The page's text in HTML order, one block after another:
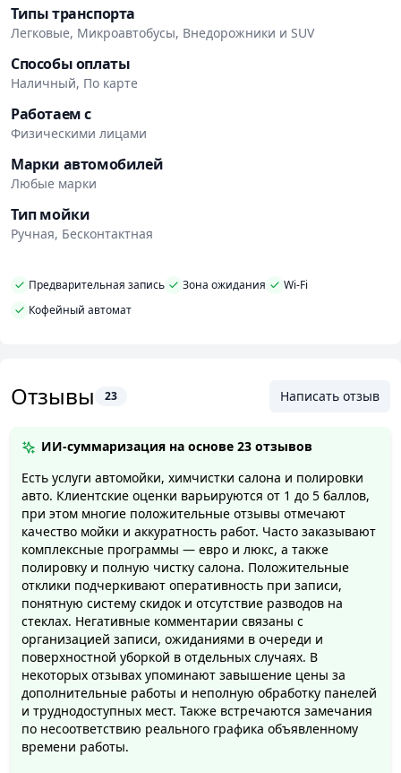
Вас и Ваших пассажиров. Мы проводим химчистку
салона, очищаем ковры и сидения, удаляем пыль и
грязь из каждого уголка автомобиля.
Если Ваш автомобиль нуждается в полировке кузова,
мы с радостью поможем придать ему блеск и
глубину. Мы используем специальные
полировочные средства и техники, чтобы убрать
мелкие царапины и придать кузову безупречное
сияние. Помимо этого, мы также предлагаем
защитную полировку, которая защитит кузов от
воздействия окружающей среды и предотвратит
Для тех, кто планирует продать автомобиль, мы
предлагаем предпродажную подготовку. Мы
предлагаем удаление не глубоких царапин,
салона, а также множество других услуг, которые
помогут Вашему автомобилю выглядеть и пахнуть
свежестью.
Мы готовы принять автомобили различных марок и
моделей, от легковых до внедорожников и SUV. Мы
работаем с физическими лицами и принимаем
оплату как наличными, так и по карте.
"Даима"ценит время наших клиентов и предлагаем
возможность предварительной записи на наши
услуги. У нас также есть уютная зона ожидания, где
Вы сможете провести время комфортно, пока мы
заботимся о Вашем автомобиле.
Типы транспорта
Легковые, Микроавтобусы, Внедорожники и SUV
Способы оплаты
Наличный, По карте
Работаем с
Физическими лицами
Марки автомобилей
Любые марки
Тип мойки
Ручная, Бесконтактная
Предварительная запись Зона ожидания
Wi-Fi
Кофейный автомат
Отзывы 23 Написать отзыв
ИИ-суммаризация на основе 23 отзывов
Есть услуги автомойки, химчистки салона и полировки
авто. Клиентские оценки варьируются от 1 до 5 баллов,
при этом многие положительные отзывы отмечают
качество мойки и аккуратность работ. Часто заказывают
комплексные программы — евро и люкс, а также
полировку и полную чистку салона. Положительные
отклики подчеркивают оперативность при записи,
понятную систему скидок и отсутствие разводов на
стеклах. Негативные комментарии связаны с
организацией записи, ожиданиями в очереди и
поверхностной уборкой в отдельных случаях. В
некоторых отзывах упоминают завышение цены за
дополнительные работы и неполную обработку панелей
и труднодоступных мест. Также встречаются замечания
по несоответствию реального графика объявленному
времени работы.